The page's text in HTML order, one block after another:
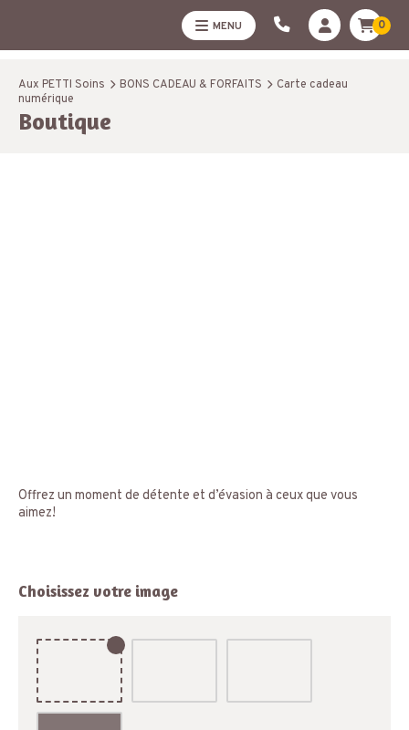
MENU 0
Aux PETTI Soins BONS CADEAU & FORFAITS
Carte cadeau
numérique
Boutique
Offrez un moment de détente et d’évasion à ceux que vous
aimez!
Choisissez votre image